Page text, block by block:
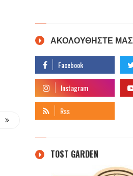
ΑΚΟΛΟΥΘΗΣΤΕ ΜΑΣ
TOST GARDEN